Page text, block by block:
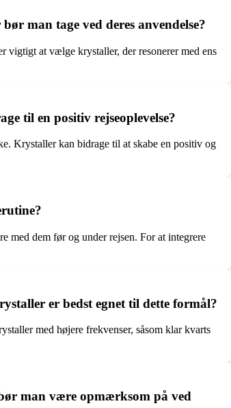
man tage ved deres anvendelse?
vigtigt at vælge krystaller, der resonerer med ens
til en positiv rejseoplevelse?
Krystaller kan bidrage til at skabe en positiv og
med dem før og under rejsen. For at integrere
er bedst egnet til dette formål?
med højere frekvenser, såsom klar kvarts
man være opmærksom på ved